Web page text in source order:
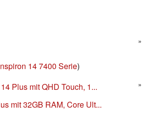
14 7400 Serie)
Plus mit QHD Touch, 1...
mit 32GB RAM, Core Ult...